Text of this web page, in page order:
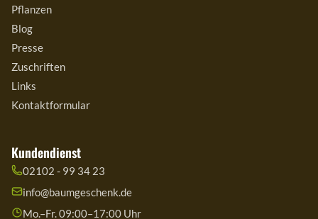
Pflanzen
Blog
Presse
Zuschriften
Links
Kontaktformular
Kundendienst
02102 - 99 34 23
info@baumgeschenk.de
Mo.–Fr. 09:00–17:00 Uhr